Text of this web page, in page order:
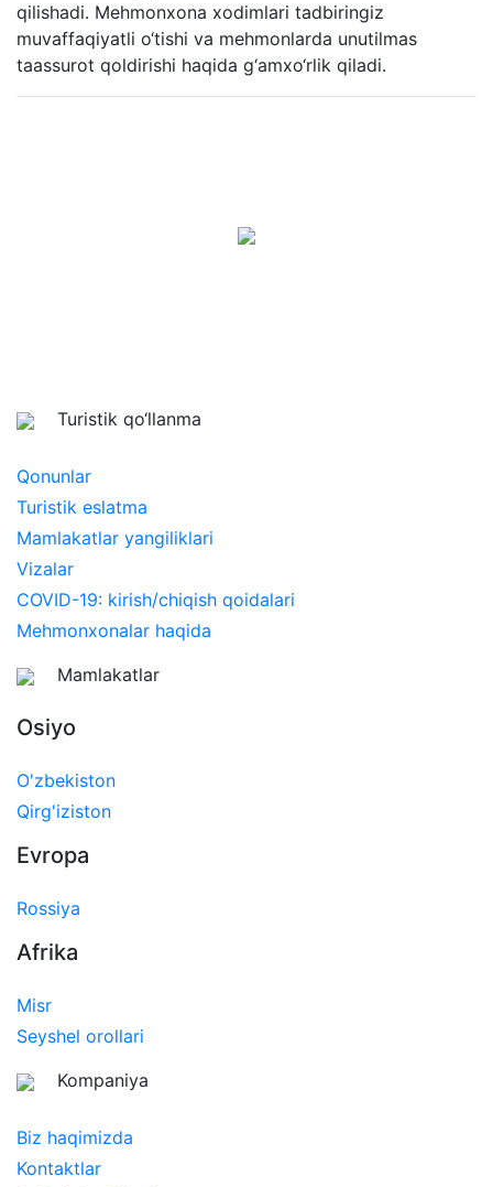
qilishadi. Mehmonxona xodimlari tadbiringiz
muvaffaqiyatli o‘tishi va mehmonlarda unutilmas
taassurot qoldirishi haqida g‘amxo‘rlik qiladi.
Turistik qo‘llanma
Qonunlar
Turistik eslatma
Mamlakatlar yangiliklari
Vizalar
COVID-19: kirish/chiqish qoidalari
Mehmonxonalar haqida
Mamlakatlar
Osiyo
O'zbekiston
Qirg'iziston
Evropa
Rossiya
Afrika
Misr
Seyshel orollari
Kompaniya
Biz haqimizda
Kontaktlar